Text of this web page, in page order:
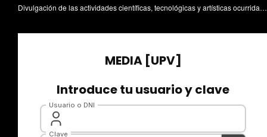
Divulgación de las actividades científicas, tecnológicas y artísticas ocurridas en los tres campus de la UPV